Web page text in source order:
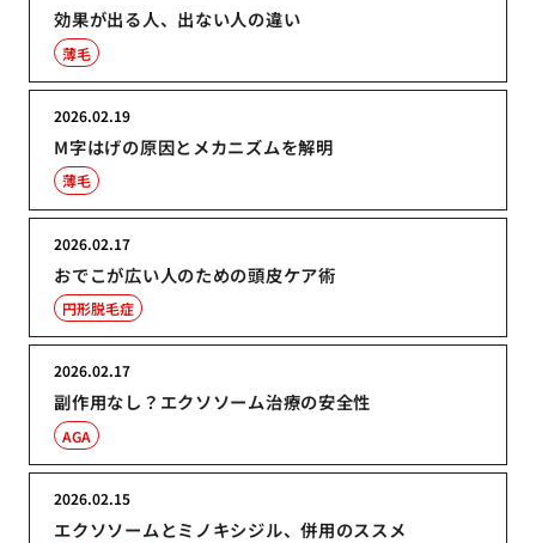
効果が出る人、出ない人の違い
薄毛
M字はげの原因とメカニズムを解明
2026.02.19
薄毛
おでこが広い人のための頭皮ケア術
2026.02.17
円形脱毛症
副作用なし？エクソソーム治療の安全性
2026.02.17
AGA
エクソソームとミノキシジル、併用のススメ
2026.02.15